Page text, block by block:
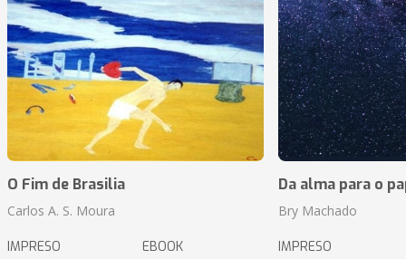
O Fim de Brasilia
Carlos A. S. Moura
IMPRESO EBOOK
Da alma para o
Bry Machado
IMPRESO